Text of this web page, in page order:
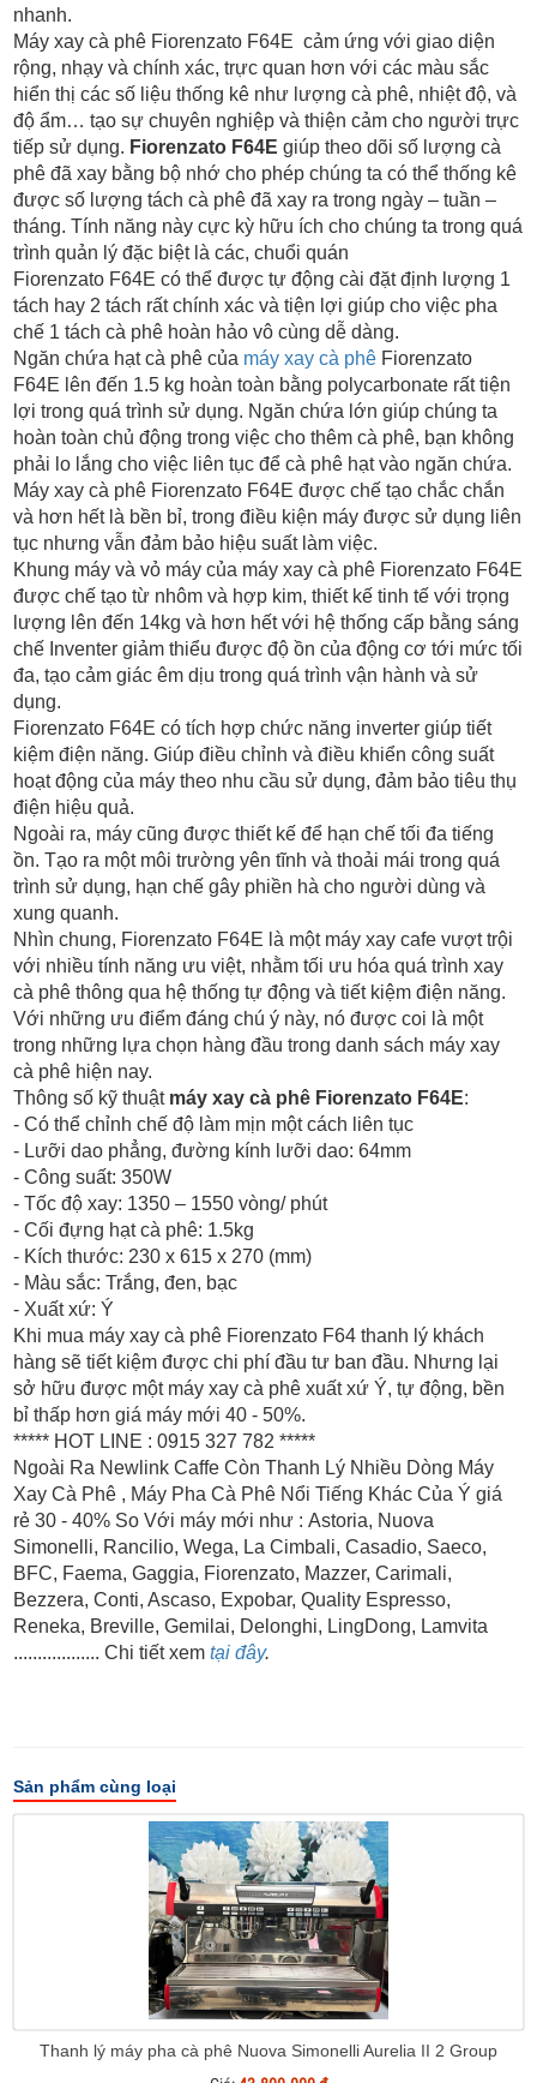
nhanh.
Máy xay cà phê Fiorenzato F64E cảm ứng với giao diện
rộng, nhạy và chính xác, trực quan hơn với các màu sắc
hiển thị các số liệu thống kê như lượng cà phê, nhiệt độ, và
độ ẩm… tạo sự chuyên nghiệp và thiện cảm cho người trực
tiếp sử dụng. Fiorenzato F64E giúp theo dõi số lượng cà
phê đã xay bằng bộ nhớ cho phép chúng ta có thể thống kê
được số lượng tách cà phê đã xay ra trong ngày – tuần –
tháng. Tính năng này cực kỳ hữu ích cho chúng ta trong quá
trình quản lý đặc biệt là các, chuổi quán
Fiorenzato F64E có thể được tự động cài đặt định lượng 1
tách hay 2 tách rất chính xác và tiện lợi giúp cho việc pha
chế 1 tách cà phê hoàn hảo vô cùng dễ dàng.
Ngăn chứa hạt cà phê của máy xay cà phê Fiorenzato
F64E lên đến 1.5 kg hoàn toàn bằng polycarbonate rất tiện
lợi trong quá trình sử dụng. Ngăn chứa lớn giúp chúng ta
hoàn toàn chủ động trong việc cho thêm cà phê, bạn không
phải lo lắng cho việc liên tục để cà phê hạt vào ngăn chứa.
Máy xay cà phê Fiorenzato F64E được chế tạo chắc chắn
và hơn hết là bền bỉ, trong điều kiện máy được sử dụng liên
tục nhưng vẫn đảm bảo hiệu suất làm việc.
Khung máy và vỏ máy của máy xay cà phê Fiorenzato F64E
được chế tạo từ nhôm và hợp kim, thiết kế tinh tế với trọng
lượng lên đến 14kg và hơn hết với hệ thống cấp bằng sáng
chế Inventer giảm thiểu được độ ồn của động cơ tới mức tối
đa, tạo cảm giác êm dịu trong quá trình vận hành và sử
dụng.
Fiorenzato F64E có tích hợp chức năng inverter giúp tiết
kiệm điện năng. Giúp điều chỉnh và điều khiển công suất
hoạt động của máy theo nhu cầu sử dụng, đảm bảo tiêu thụ
điện hiệu quả.
Ngoài ra, máy cũng được thiết kế để hạn chế tối đa tiếng
ồn. Tạo ra một môi trường yên tĩnh và thoải mái trong quá
trình sử dụng, hạn chế gây phiền hà cho người dùng và
xung quanh.
Nhìn chung, Fiorenzato F64E là một máy xay cafe vượt trội
với nhiều tính năng ưu việt, nhằm tối ưu hóa quá trình xay
cà phê thông qua hệ thống tự động và tiết kiệm điện năng.
Với những ưu điểm đáng chú ý này, nó được coi là một
trong những lựa chọn hàng đầu trong danh sách máy xay
cà phê hiện nay.
Thông số kỹ thuật máy xay cà phê Fiorenzato F64E:
- Có thể chỉnh chế độ làm mịn một cách liên tục
- Lưỡi dao phẳng, đường kính lưỡi dao: 64mm
- Công suất: 350W
- Tốc độ xay: 1350 – 1550 vòng/ phút
- Cối đựng hạt cà phê: 1.5kg
- Kích thước: 230 x 615 x 270 (mm)
- Màu sắc: Trắng, đen, bạc
- Xuất xứ: Ý
Khi mua máy xay cà phê Fiorenzato F64 thanh lý khách
hàng sẽ tiết kiệm được chi phí đầu tư ban đầu. Nhưng lại
sở hữu được một máy xay cà phê xuất xứ Ý, tự động, bền
bỉ thấp hơn giá máy mới 40 - 50%.
***** HOT LINE : 0915 327 782 *****
Ngoài Ra Newlink Caffe Còn Thanh Lý Nhiều Dòng Máy
Xay Cà Phê , Máy Pha Cà Phê Nổi Tiếng Khác Của Ý giá
rẻ 30 - 40% So Với máy mới như : Astoria, Nuova
Simonelli, Rancilio, Wega, La Cimbali, Casadio, Saeco,
BFC, Faema, Gaggia, Fiorenzato, Mazzer, Carimali,
Bezzera, Conti, Ascaso, Expobar,Quality Espresso,
Reneka, Breville,Gemilai, Delonghi, LingDong, Lamvita
.................. Chi tiết xem tại đây.
Sản phẩm cùng loại
Thanh lý máy pha cà phê Nuova Simonelli Aurelia II 2 Group